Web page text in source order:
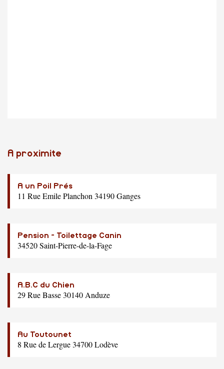
A proximite
A un Poil Prés
11 Rue Emile Planchon 34190 Ganges
Pension - Toilettage Canin
34520 Saint-Pierre-de-la-Fage
A.B.C du Chien
29 Rue Basse 30140 Anduze
Au Toutounet
8 Rue de Lergue 34700 Lodève